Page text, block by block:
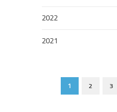
2022
2021
1 2 3